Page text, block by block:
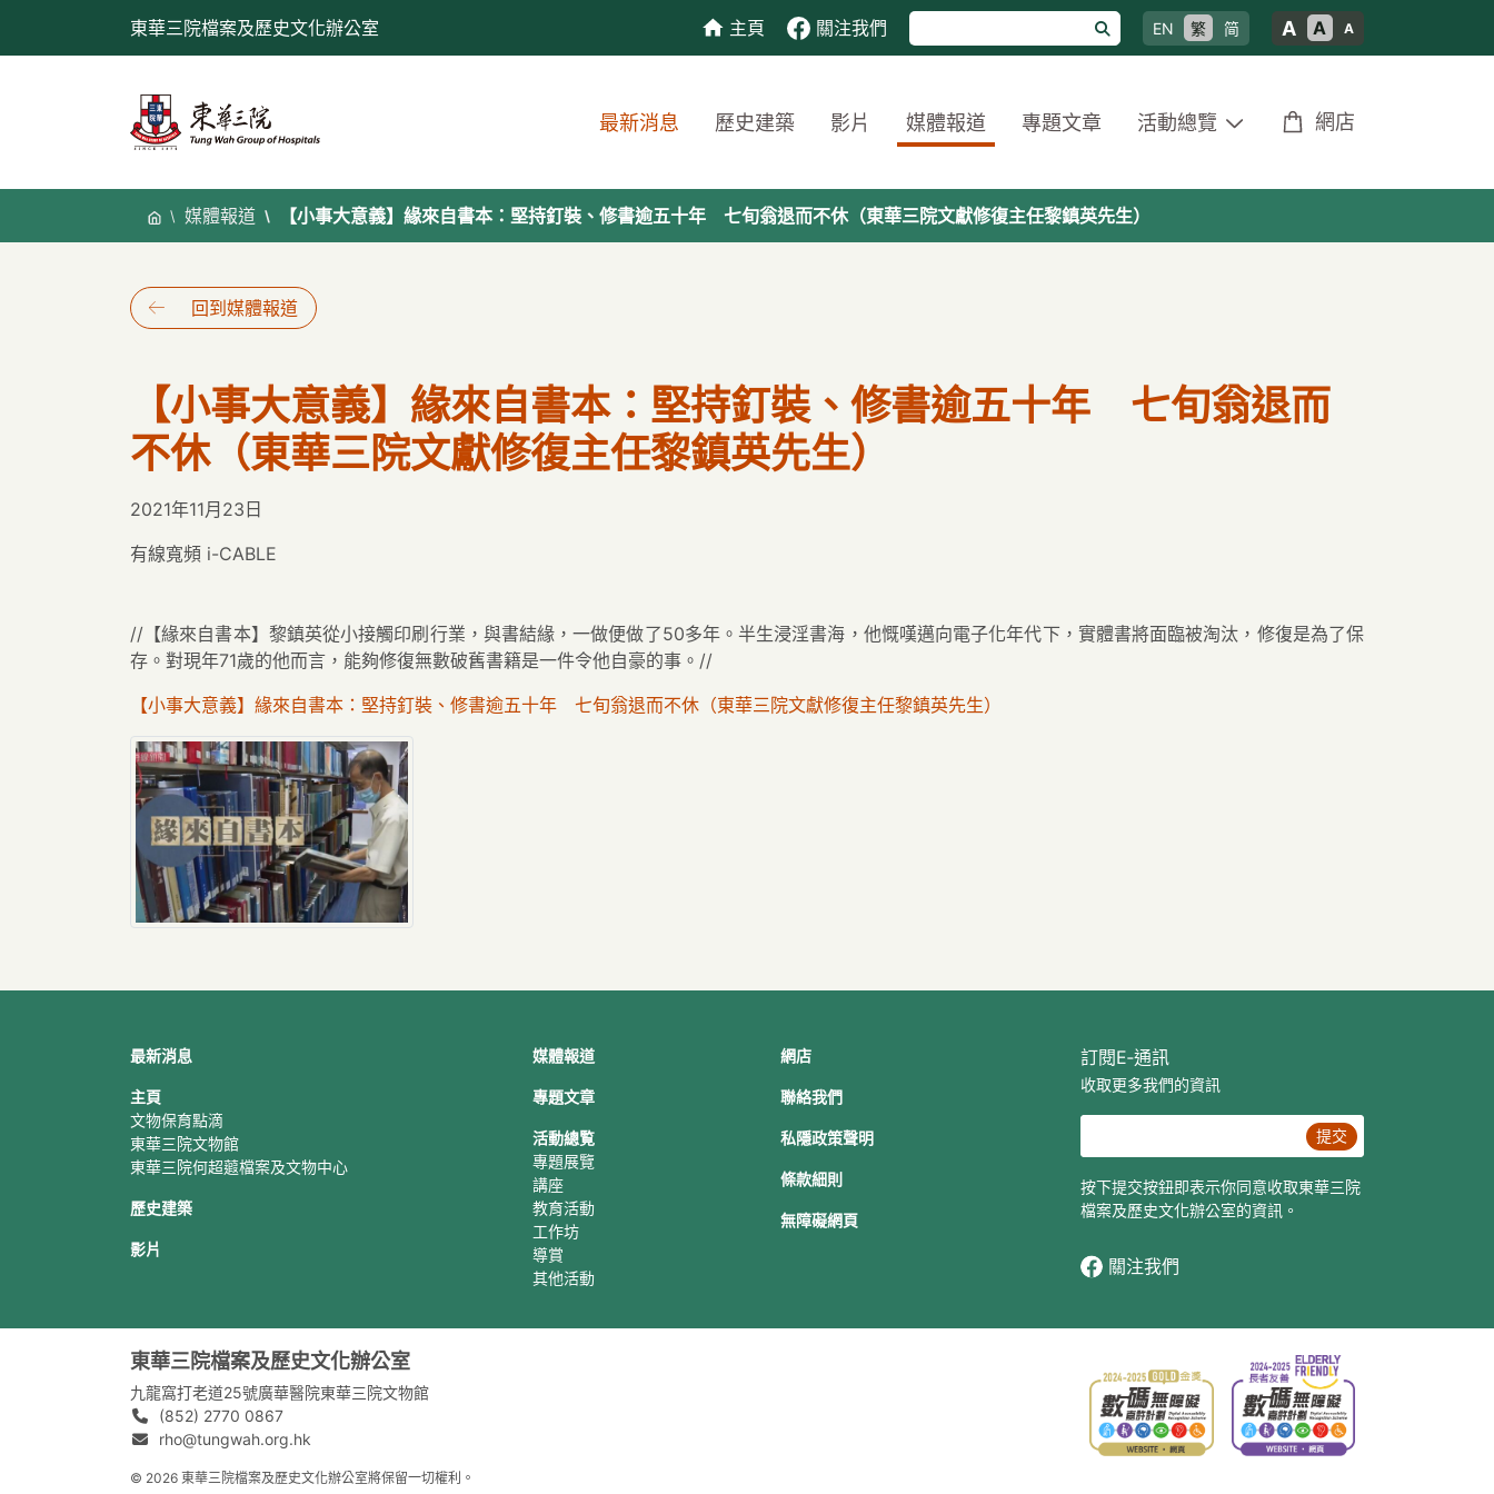
東華三院檔案及歷史文化辦公室 主頁 關注我們 EN 繁 简 A A A
最新消息 歷史建築 影片 媒體報道 專題文章 活動總覽 網店
媒體報道 【小事大意義】緣來自書本：堅持釘裝、修書逾五十年 七旬翁退而不休（東華三院文獻修復主任黎鎮英先生）
回到媒體報道
【小事大意義】緣來自書本：堅持釘裝、修書逾五十年 七旬翁退而
不休（東華三院文獻修復主任黎鎮英先生）
2021年11月23日
有線寬頻 i-CABLE
//【緣來自書本】黎鎮英從小接觸印刷行業，與書結緣，一做便做了50多年。半生浸淫書海，他慨嘆邁向電子化年代下，實體書將面臨被淘汰，修復是為了保
存。對現年71歲的他而言，能夠修復無數破舊書籍是一件令他自豪的事。//
【小事大意義】緣來自書本：堅持釘裝、修書逾五十年 七旬翁退而不休（東華三院文獻修復主任黎鎮英先生）
最新消息
主頁
文物保育點滴
東華三院文物館
東華三院何超蕸檔案及文物中心
歷史建築
影片
媒體報道
專題文章
活動總覧
專題展覽
講座
教育活動
工作坊
導賞
其他活動
網店
聯絡我們
私隱政策聲明
條款細則
無障礙網頁
訂閱E‐通訊
收取更多我們的資訊
提交
按下提交按鈕即表示你同意收取東華三院
檔案及歷史文化辦公室的資訊。
關注我們
東華三院檔案及歷史文化辦公室
九龍窩打老道25號廣華醫院東華三院文物館
(852) 2770 0867
rho@tungwah.org.hk
© 2026 東華三院檔案及歷史文化辦公室將保留一切權利。